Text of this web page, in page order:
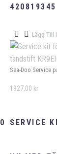
Lägg Till
Sea-Doo Service
SERVICE
1927,00 kr